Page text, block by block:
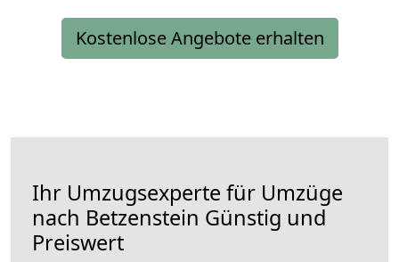
Kostenlose Angebote erhalten
Ihr Umzugsexperte für Umzüge
nach Betzenstein Günstig und
Preiswert